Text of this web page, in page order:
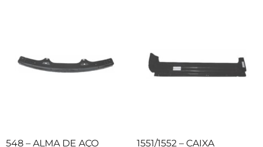
548 – ALMA DE AÇO
1551/1552 – CAIXA